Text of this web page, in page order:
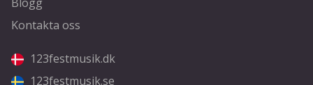
Kontakta oss
123festmusik.dk
123festmusik.se